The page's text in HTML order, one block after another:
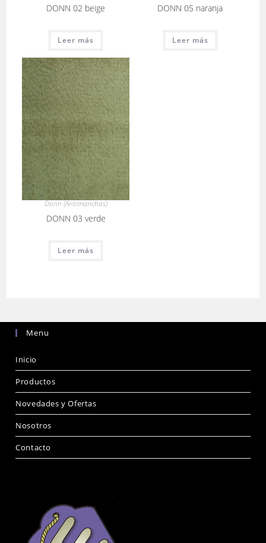
DONN 02 beige
Leer más
DONN 05 naranja
Leer más
Donn (Antimanchas)
DONN 03 verde
Leer más
Menu
Inicio
Productos
Novedades y Ofertas
Nosotros
Contacto